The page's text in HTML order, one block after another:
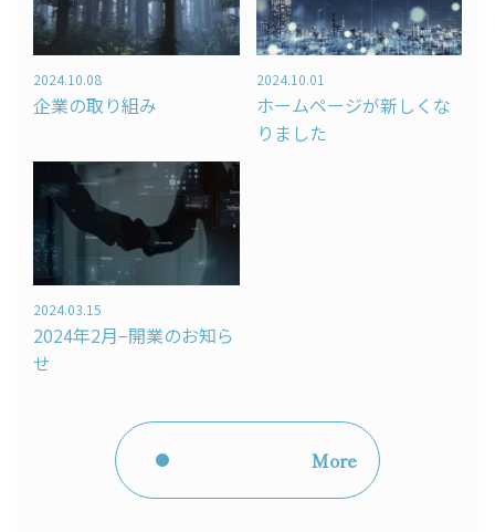
スポット診断
2024.10.08
企業の取り組み
2024.10.01
ホームページが新しくな
りました
2024.03.15
2024年2月−開業のお知ら
せ
More